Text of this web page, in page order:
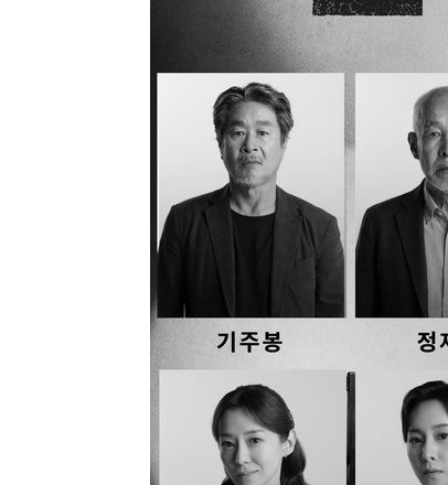
[속보]與 강원·TK 당원투표 합산 김민석
與 강원·TK 당원투표 합산 김민석 46.01%로 승
[속보]與전대 권리당원투표…강원·경북 김민석,
[속보]與 당대표 경선, 경북 권리당원 투표 김민석
[속보]與 당대표 경선, 대구 권리당원 투표 정청래
[속보]與 당대표 경선, 강원 권리당원 투표 김민
"일본축구협회, 대한축구협회 성 접대 의혹 심판
[속보]장은수, KLPGA 제주삼다수 역전 우승…
"얼마나 더웠으면"…안동 물길공원서 헤엄친 구렁
손흥민, 68분 뛰고 2경기 침묵…LAFC, 톨루카에 1-
'2경기 연속 침묵' 손흥민, 톨루카전 68분만 뛰고 슈
이강인, 오늘 서울서 AT마드리드 입단식…'전례 없
'여긴 20도, 저긴 50도'…열화상 카메라로 본 폭염 저
콜롬비아 신임 우파 대통령 취임 하루만에 차량폭탄 폭
튀르키예 외무장관, "메카 3국 방위협정은 이란이 목